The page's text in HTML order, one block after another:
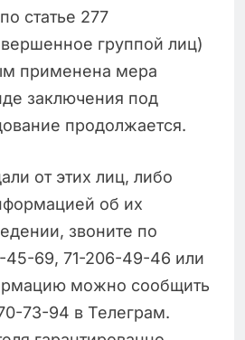
статье 277
группой лиц)
применена мера
заключения под
продолжается.
от этих лиц, либо
об их
звоните по
69, 71-206-49-46 или
можно сообщить
73-94 в Телеграм.